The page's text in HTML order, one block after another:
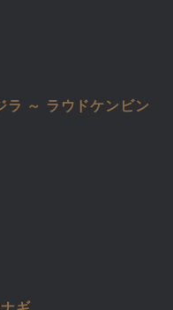
ラ ～ ラウドケンビン